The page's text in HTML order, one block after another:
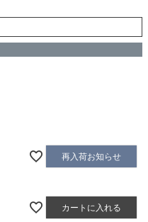
再入荷お知らせ
カートに入れる